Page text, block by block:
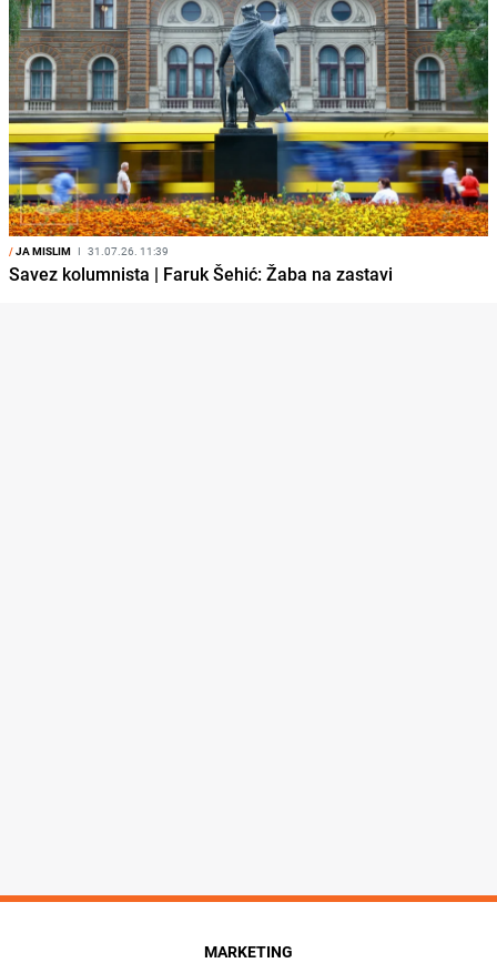
/JA MISLIM I 31.07.26. 11:39
Savez kolumnista | Faruk Šehić: Žaba na zastavi
MARKETING